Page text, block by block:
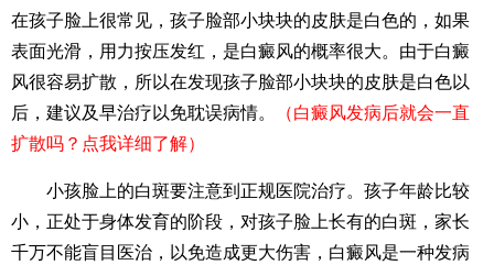
在孩子脸上很常见，孩子脸部小块块的皮肤是白色的，如果
表面光滑，用力按压发红，是白癜风的概率很大。由于白癜
风很容易扩散，所以在发现孩子脸部小块块的皮肤是白色以
后，建议及早治疗以免耽误病情。
（白癜风发病后就会一直
扩散吗？点我详细了解）
小孩脸上的白斑要注意到正规医院治疗。孩子年龄比较
小，正处于身体发育的阶段，对孩子脸上长有的白斑，家长
千万不能盲目医治，以免造成更大伤害，白癜风是一种发病